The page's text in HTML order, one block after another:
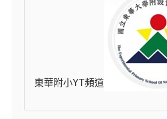
東華附小YT頻道